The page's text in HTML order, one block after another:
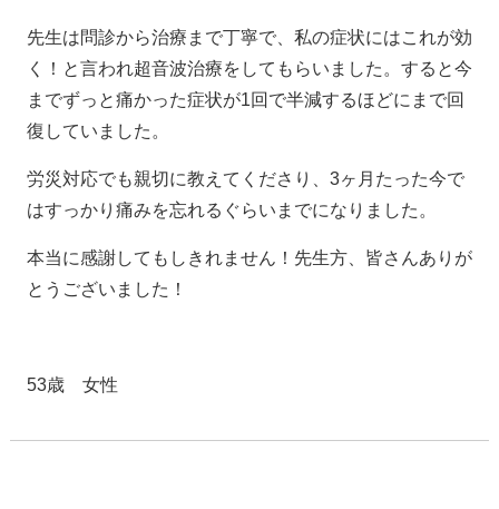
先生は問診から治療まで丁寧で、私の症状にはこれが効
く！と言われ超音波治療をしてもらいました。すると今
までずっと痛かった症状が1回で半減するほどにまで回
復していました。
労災対応でも親切に教えてくださり、3ヶ月たった今で
はすっかり痛みを忘れるぐらいまでになりました。
本当に感謝してもしきれません！先生方、皆さんありが
とうございました！
53歳 女性